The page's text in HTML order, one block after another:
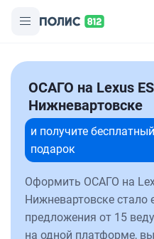
ОСАГО на Lexus
Нижневартовске
и получите
подарок
Оформить ОСАГО на
Нижневартовске стало
предложения от 15
на одной платформе,